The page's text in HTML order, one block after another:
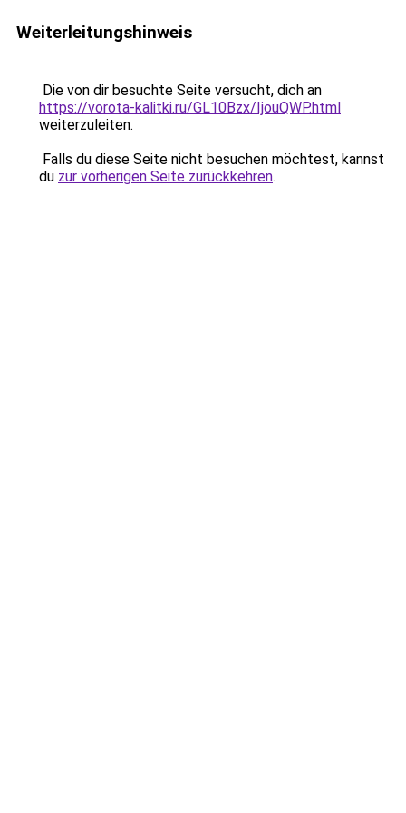
Weiterleitungshinweis
Die von dir besuchte Seite versucht, dich an
https://vorota-kalitki.ru/GL10Bzx/IjouQWP.html
weiterzuleiten.
Falls du diese Seite nicht besuchen möchtest, kannst
du zur vorherigen Seite zurückkehren.